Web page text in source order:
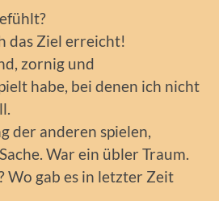
das Ziel erreicht!
zornig und
habe, bei denen ich nicht
der anderen spielen,
War ein übler Traum.
Wo gab es in letzter Zeit